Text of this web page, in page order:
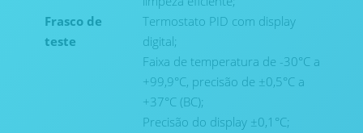
Frasco de
teste
Termostato PID com display
digital;
Faixa de temperatura de -30°C a
+99,9°C, precisão de ±0,5°C a
+37°C (BC);
Precisão do display ±0,1°C;